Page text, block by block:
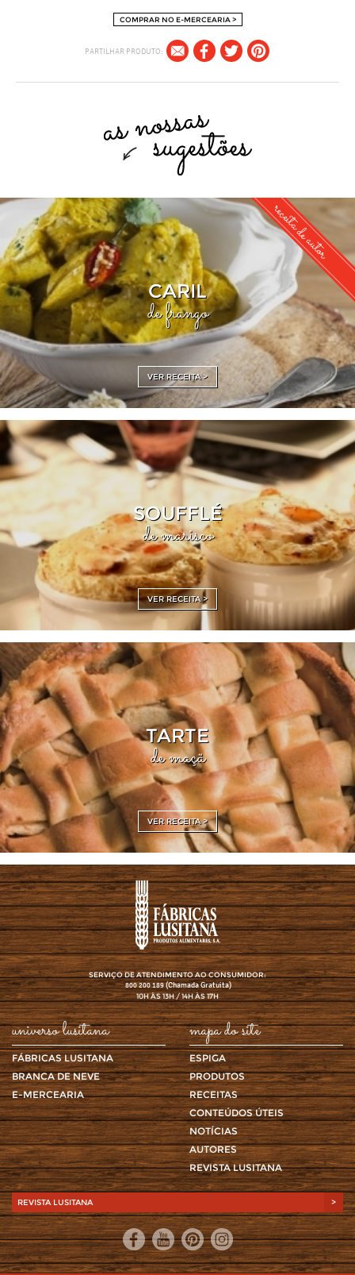
COMPRAR NO E-MERCEARIA >
PARTILHAR PRODUTO:
receita de autor
CARIL
de frango
VER RECEITA >
SOUFFLÉ
de marisco
VER RECEITA >
TARTE
de maçã
VER RECEITA >
SERVIÇO DE ATENDIMENTO AO CONSUMIDOR:
800 200 189(Chamada Gratuita)
10H ÀS 13H / 14H ÀS 17H
universo lusitana
FÁBRICAS LUSITANA
BRANCA DE NEVE
E-MERCEARIA
mapa do site
ESPIGA
PRODUTOS
RECEITAS
CONTEÚDOS ÚTEIS
NOTÍCIAS
AUTORES
REVISTA LUSITANA
REVISTA LUSITANA >